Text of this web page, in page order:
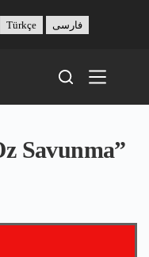
Türkçe فارسی
Savunma”